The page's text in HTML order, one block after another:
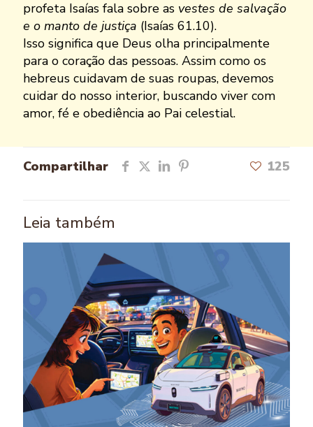
profeta Isaías fala sobre as vestes de salvação
e o manto de justiça (Isaías 61.10).
Isso significa que Deus olha principalmente
para o coração das pessoas. Assim como os
hebreus cuidavam de suas roupas, devemos
cuidar do nosso interior, buscando viver com
amor, fé e obediência ao Pai celestial.
Compartilhar 125
Leia também